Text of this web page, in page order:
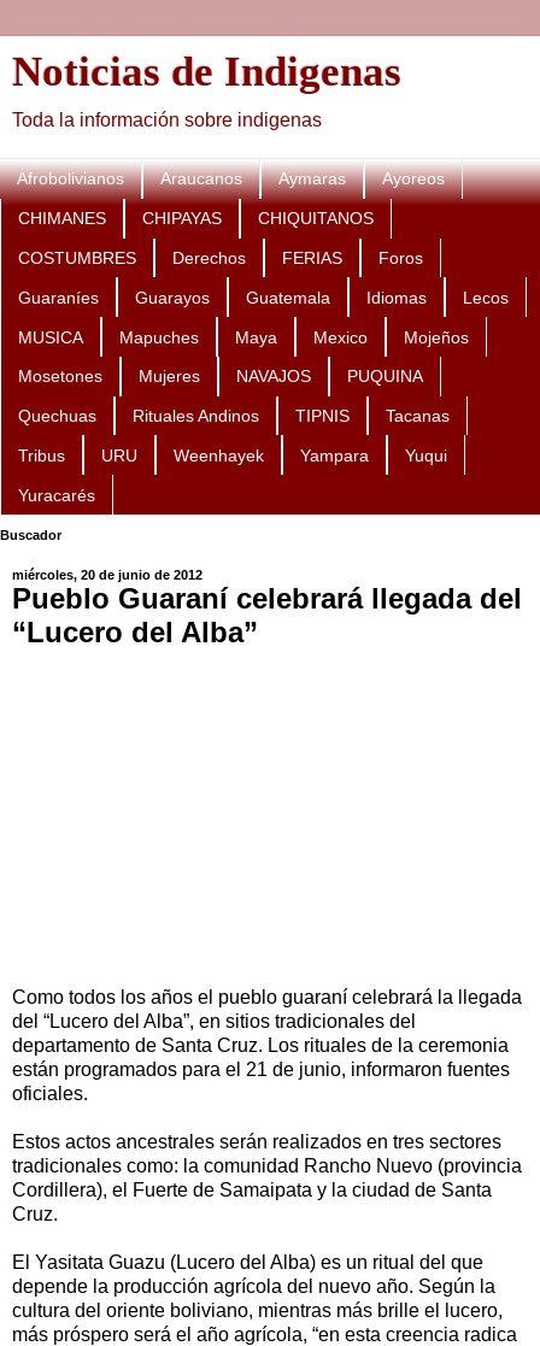
Noticias de Indigenas
Toda la información sobre indigenas
Afrobolivianos Araucanos Aymaras Ayoreos
CHIMANES CHIPAYAS CHIQUITANOS
COSTUMBRES Derechos FERIAS Foros
Guaraníes Guarayos Guatemala Idiomas Lecos
MUSICA Mapuches Maya Mexico Mojeños
Mosetones Mujeres NAVAJOS PUQUINA
Quechuas Rituales Andinos TIPNIS Tacanas
Tribus URU Weenhayek Yampara Yuqui
Yuracarés
Buscador
miércoles, 20 de junio de 2012
Pueblo Guaraní celebrará llegada del
“Lucero del Alba”
Como todos los años el pueblo guaraní celebrará la llegada
del “Lucero del Alba”, en sitios tradicionales del
departamento de Santa Cruz. Los rituales de la ceremonia
están programados para el 21 de junio, informaron fuentes
oficiales.
Estos actos ancestrales serán realizados en tres sectores
tradicionales como: la comunidad Rancho Nuevo (provincia
Cordillera), el Fuerte de Samaipata y la ciudad de Santa
Cruz.
El Yasitata Guazu (Lucero del Alba) es un ritual del que
depende la producción agrícola del nuevo año. Según la
cultura del oriente boliviano, mientras más brille el lucero,
más próspero será el año agrícola, “en esta creencia radica